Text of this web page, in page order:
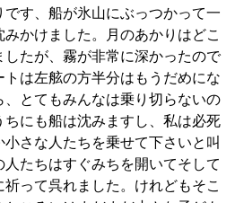
です、船が氷山にぶっつかって一
かけました。月のあかりはどこ
したが、霧が非常に深かったので
トは左舷の方半分はもうだめにな
、とてもみんなは乗り切らないの
ちにも船は沈みますし、私は必死
小さな人たちを乗せて下さいと叫
人たちはすぐみちを開いてそして
って呉れました。けれどもそこ